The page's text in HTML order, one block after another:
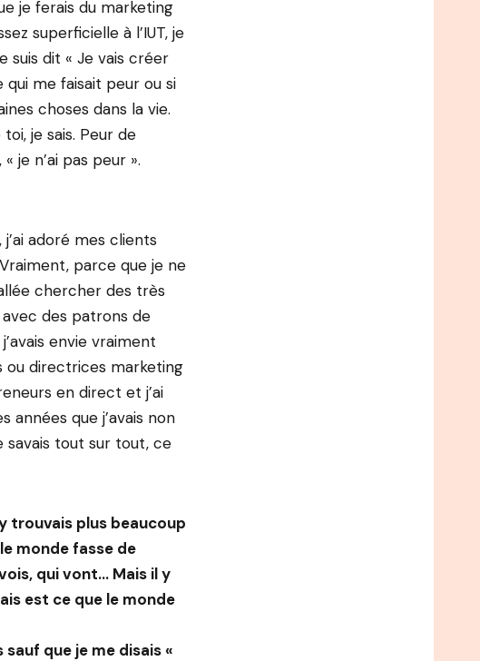
je ferais du marketing
superficielle à l’IUT, je
suis dit « Je vais créer
me faisait peur ou si
choses dans la vie.
je sais. Peur de
je n’ai pas peur ».
adoré mes clients
parce que je ne
chercher des très
avec des patrons de
envie vraiment
ou directrices marketing
en direct et j’ai
années que j’avais non
savais tout sur tout, ce
trouvais plus beaucoup
monde fasse de
qui vont… Mais il y
est ce que le monde
sauf que je me disais «